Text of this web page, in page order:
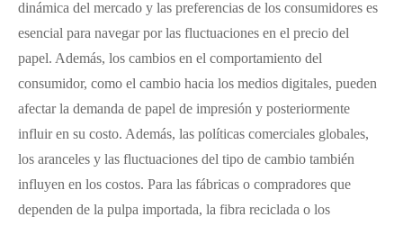
dinámica del mercado y las preferencias de los consumidores es
esencial para navegar por las fluctuaciones en el precio del
papel. Además, los cambios en el comportamiento del
consumidor, como el cambio hacia los medios digitales, pueden
afectar la demanda de papel de impresión y posteriormente
influir en su costo. Además, las políticas comerciales globales,
los aranceles y las fluctuaciones del tipo de cambio también
influyen en los costos. Para las fábricas o compradores que
dependen de la pulpa importada, la fibra reciclada o los